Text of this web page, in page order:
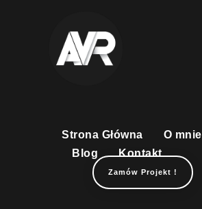
Strona Główna O mnie
Blog
Kontakt
Zamów Projekt !